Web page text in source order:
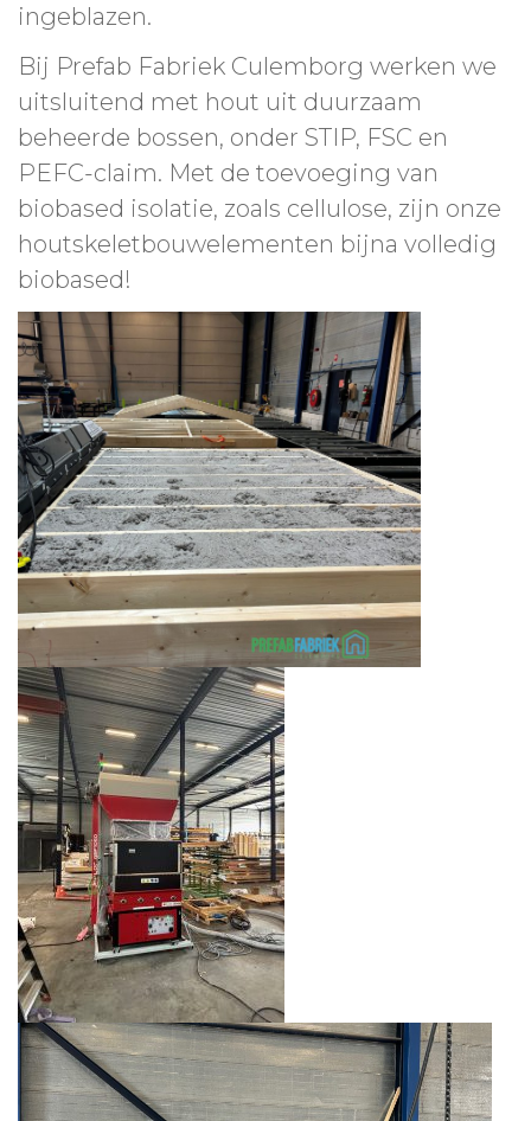
ingeblazen.
Bij Prefab Fabriek Culemborg werken we
uitsluitend met hout uit duurzaam
beheerde bossen, onder STIP, FSC en
PEFC-claim. Met de toevoeging van
biobased isolatie, zoals cellulose, zijn onze
houtskeletbouwelementen bijna volledig
biobased!